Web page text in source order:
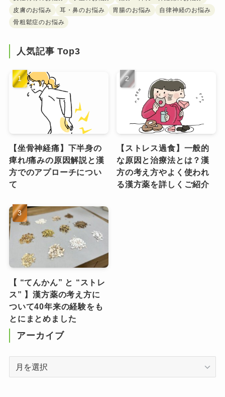
皮膚のお悩み
耳・鼻のお悩み 胃腸のお悩み
自律神経のお悩み
骨粗鬆症のお悩み
人気記事 Top3
【坐骨神経痛】下半身の
痺れ/痛みの原因解説と漢
方でのアプローチについ
て
【ストレス過食】一般的
な原因と治療法とは？漢
方の考え方やよく使われ
る漢方薬を詳しくご紹介
【 “てんかん” と “ストレ
ス” 】漢方薬の考え方に
ついて40年来の経験をも
とにまとめました
アーカイブ